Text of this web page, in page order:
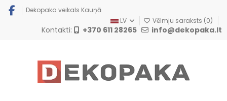
Dekopaka veikals Kauņā
LV
Vēlmju saraksts (0)
Kontakti: +370 611 28265 info@dekopaka.lt